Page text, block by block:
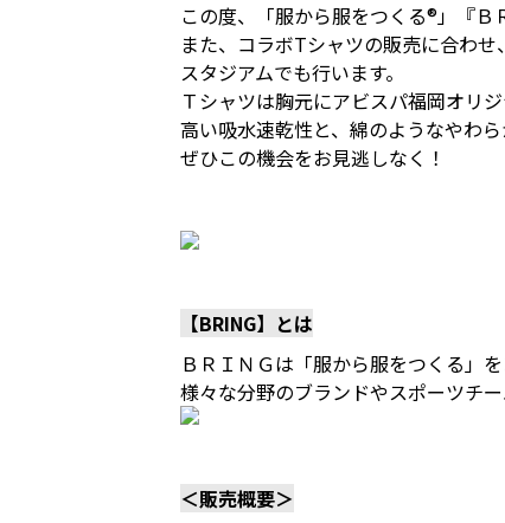
この度、「服から服をつくる®」『Ｂ
また、コラボTシャツの販売に合わ
スタジアムでも行います。
Ｔシャツは胸元にアビスパ福岡オリ
高い吸水速乾性と、綿のようなやわ
ぜひこの機会をお見逃しなく！
【BRING】とは
ＢＲＩＮＧは「服から服をつくる」
様々な分野のブランドやスポーツチー
＜販売概要＞